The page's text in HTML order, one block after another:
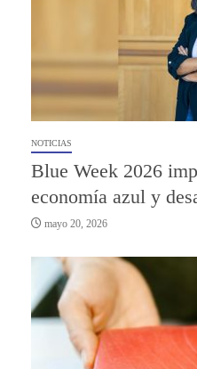
NOTICIAS
Blue Week 2026
economía azul y
mayo 20, 2026